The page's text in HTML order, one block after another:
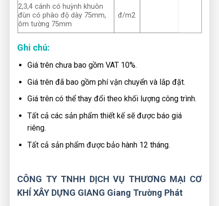
2,3,4 cánh có huỳnh khuôn
đùn có phào độ dày 75mm,
ôm tường 75mm
đ/m2
Ghi chú:
Giá trên chưa bao gồm VAT 10%.
Giá trên đã bao gồm phí vận chuyển và lắp đặt.
Giá trên có thể thay đổi theo khối lượng công trình.
Tất cả các sản phẩm thiết kế sẽ được báo giá
riêng.
Tất cả sản phẩm được bảo hành 12 tháng.
CÔNG TY TNHH DỊCH VỤ THƯƠNG MẠI CƠ
KHÍ XÂY DỰNG GIANG Giang Trường Phát